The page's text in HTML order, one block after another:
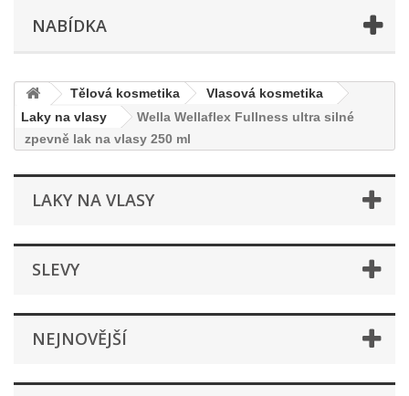
NABÍDKA
Tělová kosmetika
Vlasová kosmetika
Laky na vlasy
Wella Wellaflex Fullness ultra silné
zpevně lak na vlasy 250 ml
LAKY NA VLASY
SLEVY
NEJNOVĚJŠÍ